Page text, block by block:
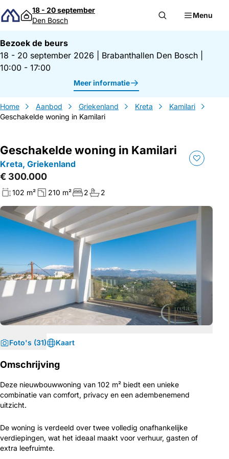
Direct naar inhoud
18 - 20 september
Den Bosch
Menu
Bezoek de beurs
18 - 20 september 2026
Brabanthallen Den Bosch
10:00 - 17:00
Meer informatie
Home Aanbod Griekenland Kreta
Kamilari
Geschakelde woning in Kamilari
Geschakelde woning in Kamilari
Kreta, Griekenland
€ 300.000
102 m² 210 m² 2 2
Foto's (31) Kaart
Omschrijving
Deze nieuwbouwwoning van 102 m² biedt een unieke
combinatie van comfort, privacy en een adembenemend
uitzicht.
De woning is verdeeld over twee volledig onafhankelijke
verdiepingen, wat het ideaal maakt voor verhuur, gasten of
extra leefruimte.